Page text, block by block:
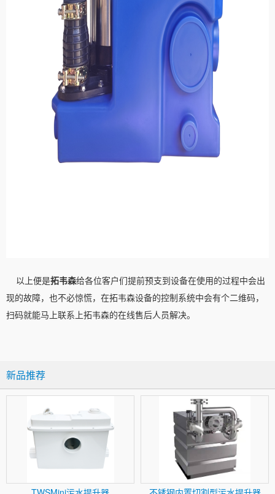
以上便是拓韦森给各位客户们提前预支到设备在使用的过程中会出
现的故障，也不必惊慌，在拓韦森设备的控制系统中会有个二维码，
扫码就能马上联系上拓韦森的在线售后人员解决。
新品推荐